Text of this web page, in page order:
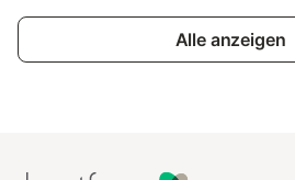
Alle anzeigen